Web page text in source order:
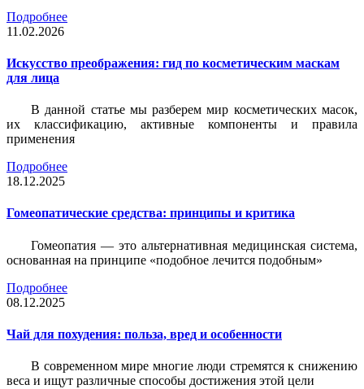
Подробнее
11.02.2026
Искусство преображения: гид по косметическим маскам
для лица
В данной статье мы разберем мир косметических масок,
их классификацию, активные компоненты и правила
применения
Подробнее
18.12.2025
Гомеопатические средства: принципы и критика
Гомеопатия — это альтернативная медицинская система,
основанная на принципе «подобное лечится подобным»
Подробнее
08.12.2025
Чай для похудения: польза, вред и особенности
В современном мире многие люди стремятся к снижению
веса и ищут различные способы достижения этой цели